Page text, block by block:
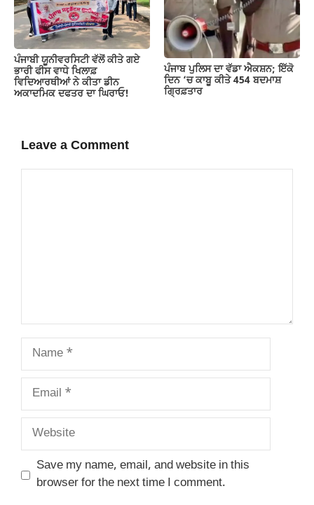
ਪੰਜਾਬੀ ਯੂਨੀਵਰਸਿਟੀ ਵੱਲੋਂ ਕੀਤੇ ਗਏ
ਭਾਰੀ ਫੀਸ ਵਾਧੇ ਖਿਲਾਫ਼
ਵਿਦਿਆਰਥੀਆਂ ਨੇ ਕੀਤਾ ਡੀਨ
ਅਕਾਦਮਿਕ ਦਫਤਰ ਦਾ ਘਿਰਾਓ!
ਪੰਜਾਬ ਪੁਲਿਸ ਦਾ ਵੱਡਾ ਐਕਸ਼ਨ; ਇੱਕੋ
ਦਿਨ ‘ਚ ਕਾਬੂ ਕੀਤੇ 454 ਬਦਮਾਸ਼
ਗ੍ਰਿਫ਼ਤਾਰ
Leave a Comment
Name
Email
Website
Save my name, email, and website in this
browser for the next time I comment.